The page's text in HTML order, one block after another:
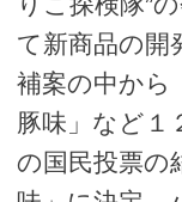
て新商品の開
補案の中から
豚味」など１
の国民投票の